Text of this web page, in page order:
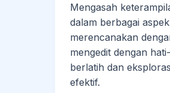
Mengasah
dalam berbagai
merencanakan
mengedit dengan
berlatih dan
efektif.